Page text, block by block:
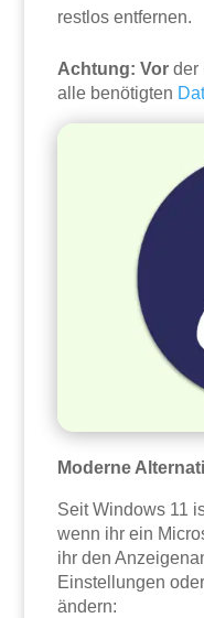
restlos entfernen.
Achtung: Vor der
alle benötigten
Moderne
Seit Windows 11
wenn ihr ein
ihr den
Einstellungen
ändern: